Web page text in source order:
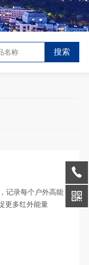
记录每个户外高能
捕捉更多红外能量